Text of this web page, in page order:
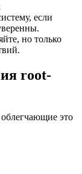
если
но только
root-
это